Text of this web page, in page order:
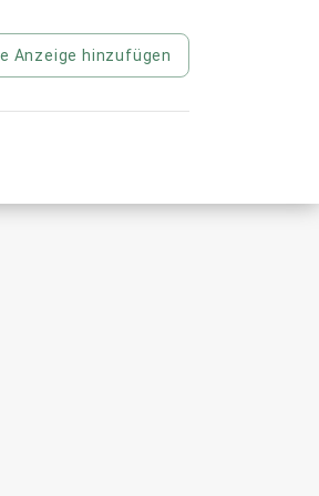
Anzeige hinzufügen